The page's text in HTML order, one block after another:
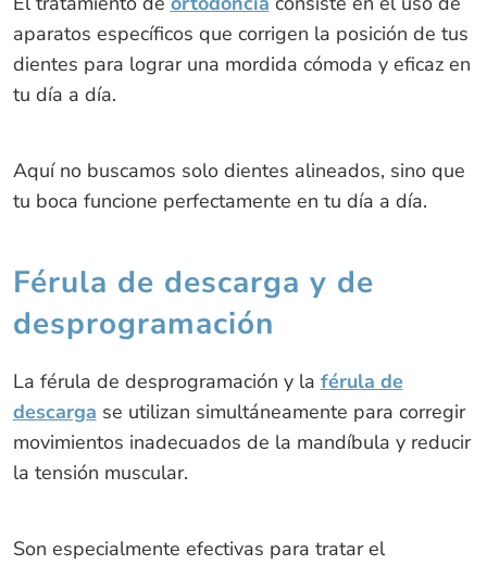
aparatos específicos que corrigen la posición de tus
dientes para lograr una mordida cómoda y eficaz en
tu día a día.
Aquí no buscamos solo dientes alineados, sino que
tu boca funcione perfectamente en tu día a día.
Férula de descarga y de
desprogramación
La férula de desprogramación y la férula de
descarga se utilizan simultáneamente para corregir
movimientos inadecuados de la mandíbula y reducir
la tensión muscular.
Son especialmente efectivas para tratar el